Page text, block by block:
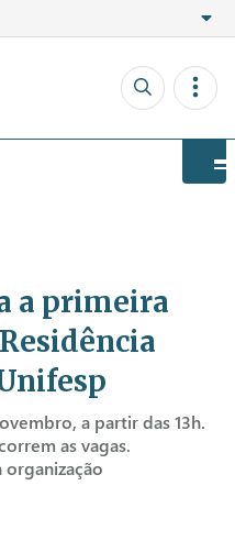
Translate
a primeira
a partir das 13h.
as vagas.
organização